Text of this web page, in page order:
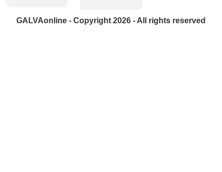
GALVAonline - Copyright 2026 - All rights reserved